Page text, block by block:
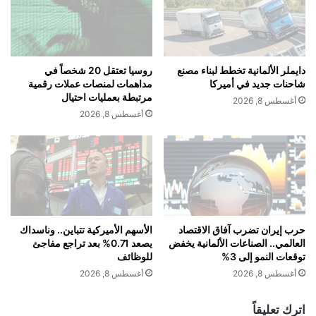
ل
ا
ن
ت
ا
ى
ا
ل
و
ق
ل
ر
ئ
ل
ك
ة
ا
م
ت
ة
ب
د
ن
ك
ه
ر
ب
ا
م
دايملر الألمانية تخطط لبناء مصنع
شاحنات جديد في أميركا
أغسطس 8, 2026
روسيا تعتقل 20 شخصاً في
مداهمات لمنصات عملات رقمية
مرتبطة بعمليات احتيال
أغسطس 8, 2026
حرب إيران تضرب آفاق الاقتصاد
العالمي.. الصناعات الألمانية يخفض
توقعات النمو إلى 3%
أغسطس 8, 2026
الأسهم الأميركية تتباين.. وناسداك
يصعد 0.71% بعد تراجع مفاجئ
للوظائف
أغسطس 8, 2026
اترك تعليقاً